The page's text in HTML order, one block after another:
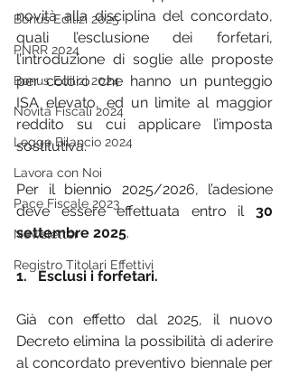
Bonus Edilizi 2025
PNRR 2024
Bonus Edilizi 2024
Novità Fiscali 2024
Legge Bilancio 2024
Lavora con Noi
Pace Fiscale 2023
Newsletter
Registro Titolari Effettivi
novità alla disciplina del concordato,
quali l’esclusione dei forfetari,
l’introduzione di soglie alle proposte
per coloro che hanno un punteggio
ISA elevato, ed un limite al maggior
reddito su cui applicare l’imposta
sostitutiva.
Per il biennio 2025/2026, l’adesione
deve essere effettuata entro il 30
settembre 2025.
1.   Esclusi i forfetari.
Già con effetto dal 2025, il nuovo
Decreto elimina la possibilità di aderire
al concordato preventivo biennale per